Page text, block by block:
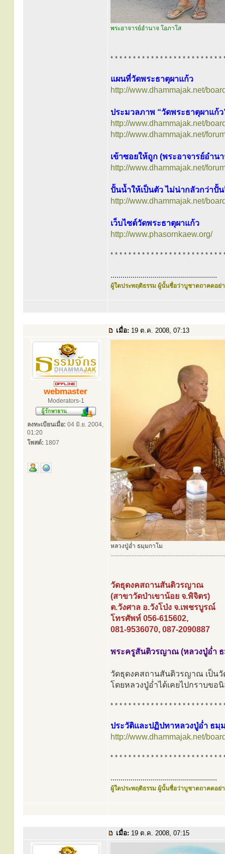
พระอาจารย์อำนาจ โอภาโส
* * * * * * * * * * * * * * * * * * * * * * * * *
แผนที่วัดพระธาตุผาแก้ว
http://www.dhammajak.net/
ประมวลภาพ “วัดพระธาตุผาแก้ว
http://www.dhammajak.net/
http://www.dhammajak.net/
เข้าซอยให้ถูก (พระอาจารย์อำน
http://www.dhammajak.net/
ปั้นน้ำให้เป็นตัว ไม่น่ากลัวกว่าปั้
http://www.dhammajak.net/
เว็บไซต์วัดพระธาตุผาแก้ว
http://www.phasornkaew.org/
* * * * * * * * * * * * * * * * * * * * * * * * *
.....................................................
ผู้ใดประพฤติธรรม ผู้นั้นชื่อว่าบูชาตถาคตอย่า
เมื่อ: 19 ต.ค. 2008, 07:13
webmaster
Moderators-1
ลงทะเบียนเมื่อ: 04 มิ.ย. 2004,
01:20
โพสต์: 1807
หลวงปู่อ่ำ ธมฺมกาโม
............................................................................
วัดธุดงคสถานสันติวรญาณ
(สาขาวัดป่าเขาน้อย จ.พิจิตร)
ต.วังศาล อ.วังโป่ง จ.เพชรบูรณ์
โทรศัพท์ 056-615602,
081-9536070, 087-2090887
พระครูสันติวรญาณ (หลวงปู่อ่ำ
วัดธุดงคสถานสันติวรญาณ เป็น
โดยหลวงปู่อ่ำได้เคยไปกราบขอ
* * * * * * * * * * * * * * * * * * * * * * * * *
ประวัติและปฏิปทาหลวงปู่อ่ำ ธมฺ
http://www.dhammajak.net/
* * * * * * * * * * * * * * * * * * * * * * * * *
.....................................................
ผู้ใดประพฤติธรรม ผู้นั้นชื่อว่าบูชาตถาคตอย่า
เมื่อ: 19 ต.ค. 2008, 07:15